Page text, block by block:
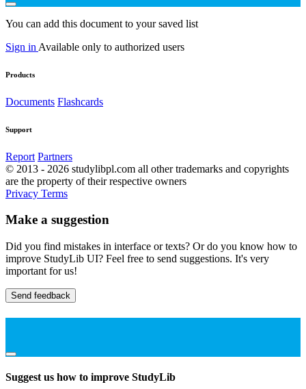
You can add this document to your saved list
Sign in Available only to authorized users
Products
Documents Flashcards
Support
Report Partners
© 2013 - 2026 studylibpl.com all other trademarks and copyrights
are the property of their respective owners
Privacy Terms
Make a suggestion
Did you find mistakes in interface or texts? Or do you know how to
improve StudyLib UI? Feel free to send suggestions. It's very
important for us!
Send feedback
Suggest us how to improve StudyLib